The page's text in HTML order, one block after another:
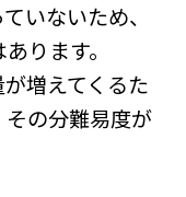
いないため、
ります。
増えてくるた
の分難易度が